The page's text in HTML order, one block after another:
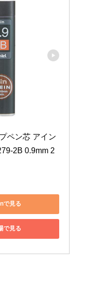
ペン芯 アイン
2B 0.9mm 2
で見る
で見る